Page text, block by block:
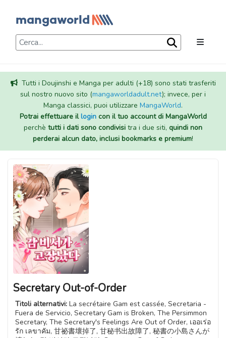
Tutti i Doujinshi e Manga per adulti (+18) sono stati trasferiti
sul nostro nuovo sito (mangaworldadult.net); invece, per i
Manga classici, puoi utilizzare MangaWorld.
Potrai effettuare illogincon il tuo account di MangaWorld
perchè tutti i dati sono condivisi tra i due siti, quindi non
perderai alcun dato, inclusi bookmarks e premium!
Secretary Out-of-Order
Titoli alternativi: La secrétaire Gam est cassée, Secretaria -
Fuera de Servicio, Secretary Gam is Broken, The Persimmon
Secretary, The Secretary's Feelings Are Out of Order, เออเร่อ
รัก เลขาคัม, 甘祕書壞掉了, 甘秘书出故障了, 秘書の小島さんが